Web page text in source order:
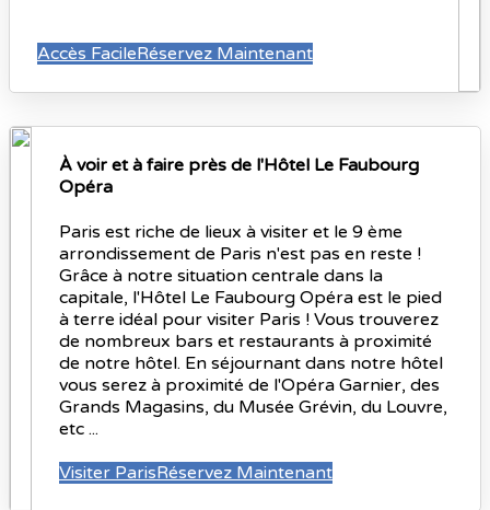
Accès FacileRéservez Maintenant
À voir et à faire près de l'Hôtel Le Faubourg
Opéra
Paris est riche de lieux à visiter et le 9 ème
arrondissement de Paris n'est pas en reste !
Grâce à notre situation centrale dans la
capitale, l'Hôtel Le Faubourg Opéra est le pied
à terre idéal pour visiter Paris ! Vous trouverez
de nombreux bars et restaurants à proximité
de notre hôtel. En séjournant dans notre hôtel
vous serez à proximité de l'Opéra Garnier, des
Grands Magasins, du Musée Grévin, du Louvre,
etc ...
Visiter ParisRéservez Maintenant